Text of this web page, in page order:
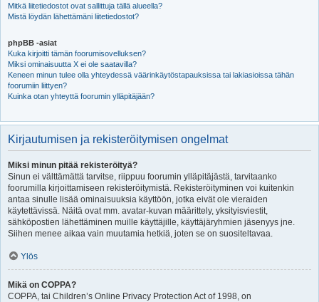
Mitkä liitetiedostot ovat sallittuja tällä alueella?
Mistä löydän lähettämäni liitetiedostot?
phpBB -asiat
Kuka kirjoitti tämän foorumisovelluksen?
Miksi ominaisuutta X ei ole saatavilla?
Keneen minun tulee olla yhteydessä väärinkäytöstapauksissa tai lakiasioissa tähän
foorumiin liittyen?
Kuinka otan yhteyttä foorumin ylläpitäjään?
Kirjautumisen ja rekisteröitymisen ongelmat
Miksi minun pitää rekisteröityä?
Sinun ei välttämättä tarvitse, riippuu foorumin ylläpitäjästä, tarvitaanko
foorumilla kirjoittamiseen rekisteröitymistä. Rekisteröityminen voi kuitenkin
antaa sinulle lisää ominaisuuksia käyttöön, jotka eivät ole vieraiden
käytettävissä. Näitä ovat mm. avatar-kuvan määrittely, yksityisviestit,
sähköpostien lähettäminen muille käyttäjille, käyttäjäryhmien jäsenyys jne.
Siihen menee aikaa vain muutamia hetkiä, joten se on suositeltavaa.
Ylös
Mikä on COPPA?
COPPA, tai Children’s Online Privacy Protection Act of 1998, on